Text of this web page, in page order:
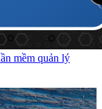
mềm quản lý